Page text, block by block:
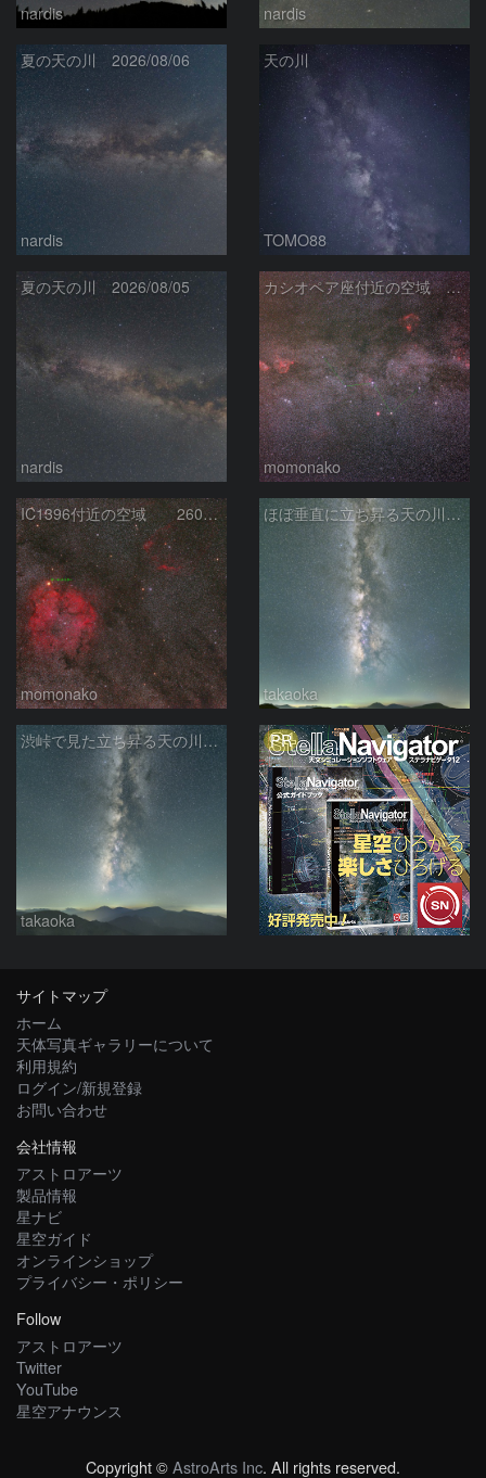
nardis nardis
夏の天の川 2026/08/06
nardis
天の川
TOMO88
夏の天の川 2026/08/05
nardis
カシオペア座付近の空域 260720
momonako
IC1396付近の空域 260720
momonako
ほぼ垂直に立ち昇る天の川銀河
takaoka
渋峠で見た立ち昇る天の川銀河
takaoka
PR
サイトマップ
ホーム
天体写真ギャラリーについて
利用規約
ログイン/新規登録
お問い合わせ
会社情報
アストロアーツ
製品情報
星ナビ
星空ガイド
オンラインショップ
プライバシー・ポリシー
Follow
アストロアーツ
Twitter
YouTube
星空アナウンス
Copyright ©AstroArts Inc. All rights reserved.